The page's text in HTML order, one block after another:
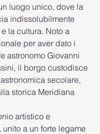
luogo unico, dove la
indissolubilmente
la cultura. Noto a
per aver dato i
astronomo Giovanni
il borgo custodisce
secolare,
storica Meridiana
artistico e
a un forte legame